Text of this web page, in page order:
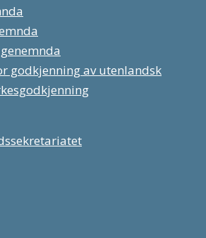
godkjenning av utenlandsk